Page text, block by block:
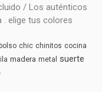
/ Los auténticos
. elige tus colores
bolso chic chinitos cocina
lila madera metal suerte